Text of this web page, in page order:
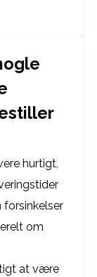
hurtigt,
forsinkelser
om
at være